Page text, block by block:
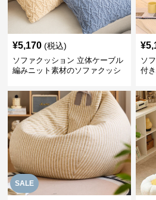
¥5,170 (税込)
ソファクッション 立体ケーブル
編みニット素材のソファクッシ
¥
ソ
付
SALE